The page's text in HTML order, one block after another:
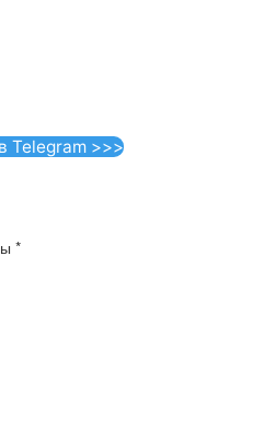
Telegram >>>
*